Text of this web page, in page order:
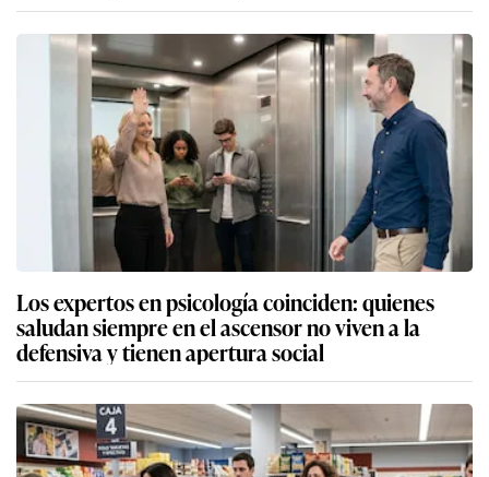
Los expertos en psicología coinciden: quienes
saludan siempre en el ascensor no viven a la
defensiva y tienen apertura social